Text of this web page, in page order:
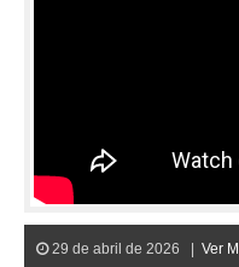
29 de abril de 2026 | Ver